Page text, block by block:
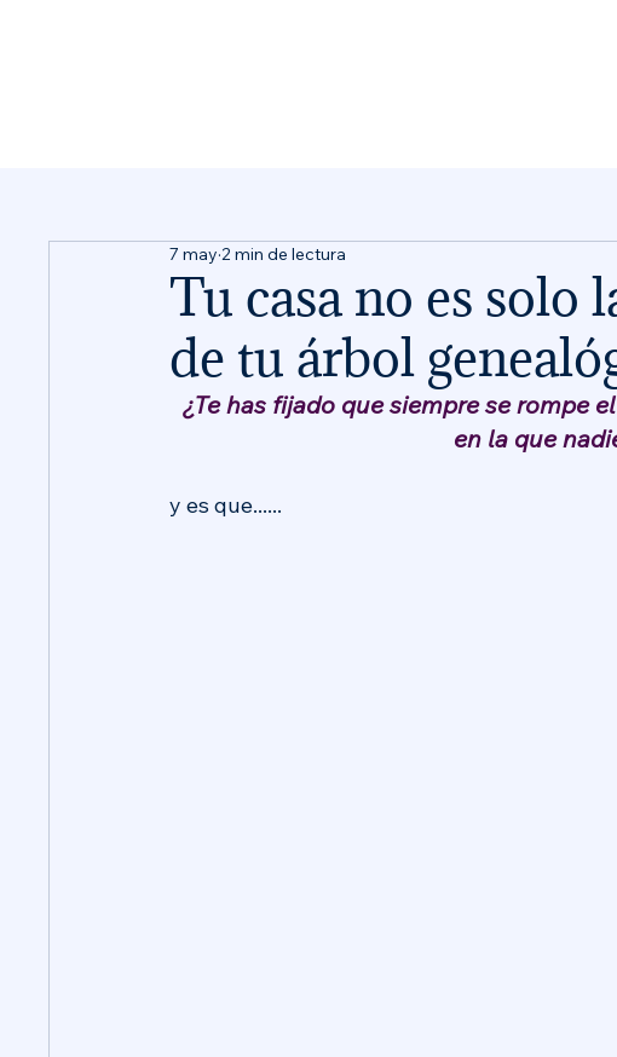
Tu casa no es solo
de tu árbol
7 may 2 min de lectura
¿Te has fijado que siempre se rompe
en la que
y es que......